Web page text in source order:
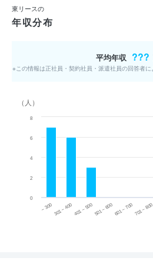
東リースの
年収分布
平均年収 ???
※この情報は正社員・契約社員・派遣社員の回答者に
（人）
~ 300 301 ~ 400 401 ~ 500501 ~ 600601 ~ 700701 ~ 800
0
2
4
6
8